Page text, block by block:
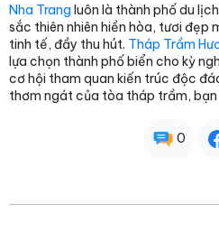
Nha Trang luôn là thành phố du
sắc thiên nhiên hiền hòa, tươi đẹp
tinh tế, đầy thu hút. Tháp Trầm
lựa chọn thành phố biển cho kỳ
cơ hội tham quan kiến trúc độc
thơm ngát của tòa tháp trầm, bạn
0